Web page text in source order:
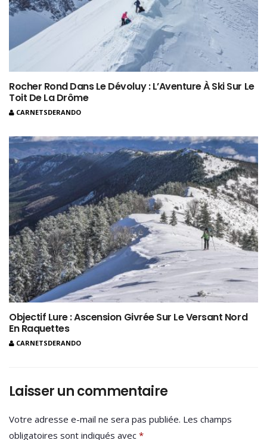
Rocher Rond Dans Le Dévoluy : L’Aventure À Ski Sur Le
Toit De La Drôme
CARNETSDERANDO
Objectif Lure : Ascension Givrée Sur Le Versant Nord
En Raquettes
CARNETSDERANDO
Laisser un commentaire
Votre adresse e-mail ne sera pas publiée. Les champs
obligatoires sont indiqués avec *